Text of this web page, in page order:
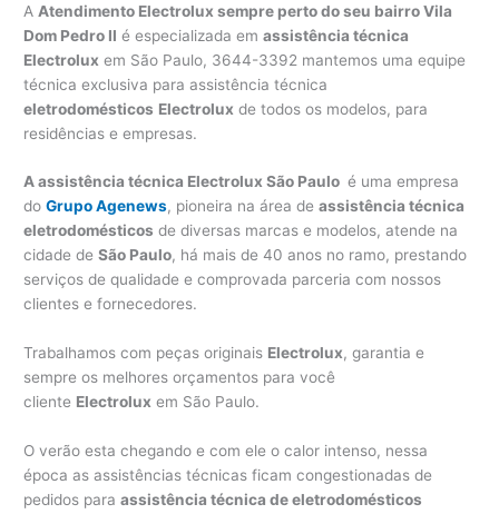
A Atendimento Electrolux sempre perto do seu bairro Vila
Dom Pedro II é especializada emassistência técnica
Electrolux em São Paulo, 3644-3392 mantemos uma equipe
técnica exclusiva para assistência técnica
eletrodomésticos Electrolux de todos os modelos, para
residências e empresas.
A assistência técnica Electrolux São Paulo é uma empresa
doGrupo Agenews, pioneira na área deassistência técnica
eletrodomésticos de diversas marcas e modelos, atende na
cidade deSão Paulo, há mais de 40 anos no ramo, prestando
serviços de qualidade e comprovada parceria com nossos
clientes e fornecedores.
Trabalhamos com peças originais Electrolux, garantia e
sempre os melhores orçamentos para você
cliente Electrolux em São Paulo.
O verão esta chegando e com ele o calor intenso, nessa
época as assistências técnicas ficam congestionadas de
pedidos paraassistência técnica de eletrodomésticos